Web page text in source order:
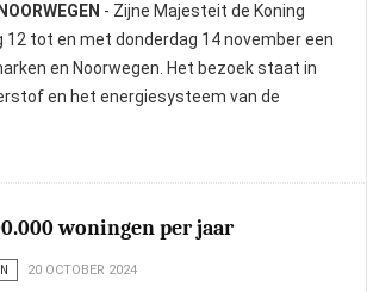
- Zijne Majesteit de Koning
12 tot en met donderdag 14 november een
en Noorwegen. Het bezoek staat in
en het energiesysteem van de
woningen per jaar
20 OCTOBER 2024